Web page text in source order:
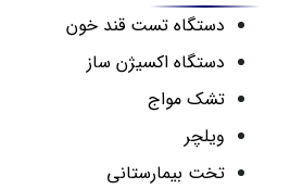
دستگاه تست قند خون
دستگاه اکسیژن ساز
تشک مواج
ویلچر
تخت بیمارستانی